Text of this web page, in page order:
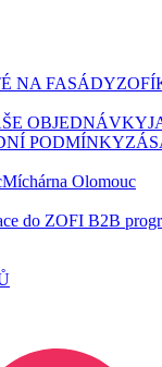
NA FASÁDY
OBJEDNÁVKY
PODMÍNKY
Míchárna Olomouc
do ZOFI B2B